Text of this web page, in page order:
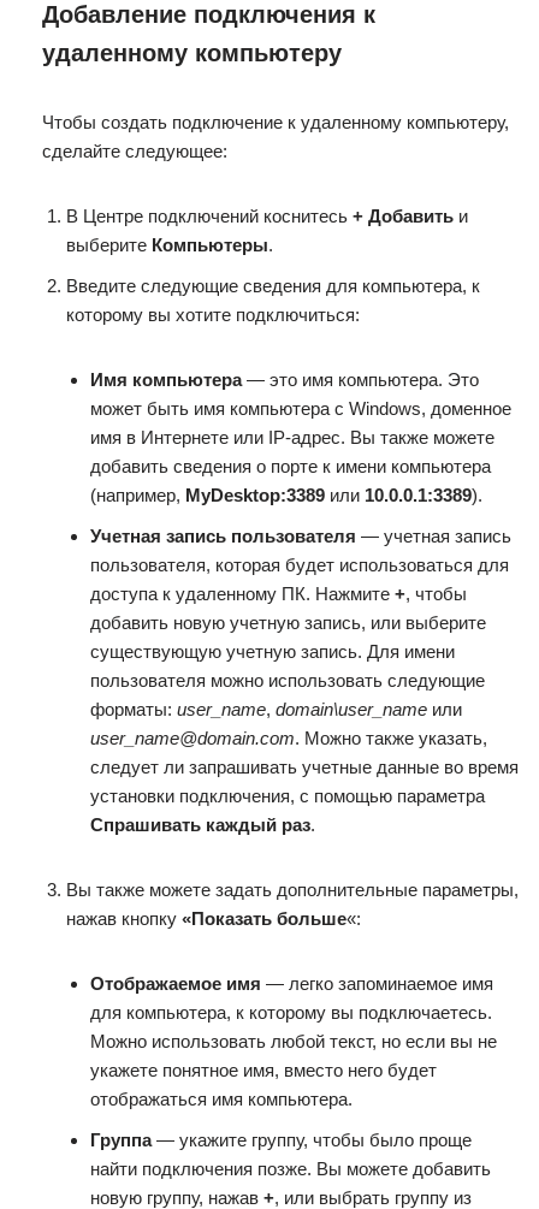
Добавление подключения к
удаленному компьютеру
Чтобы создать подключение к удаленному компьютеру,
сделайте следующее:
В Центре подключений коснитесь + Добавить и
выберите Компьютеры.
Введите следующие сведения для компьютера, к
которому вы хотите подключиться:
Имя компьютера— это имя компьютера. Это
может быть имя компьютера с Windows, доменное
имя в Интернете или IP-адрес. Вы также можете
добавить сведения о порте к имени компьютера
(например, MyDesktop:3389 или 10.0.0.1:3389).
Учетная запись пользователя — учетная запись
пользователя, которая будет использоваться для
доступа к удаленному ПК. Нажмите +, чтобы
добавить новую учетную запись, или выберите
существующую учетную запись. Для имени
пользователя можно использовать следующие
форматы: user_name, domain\user_name или
user_name@domain.com. Можно также указать,
следует ли запрашивать учетные данные во время
установки подключения, с помощью параметра
Спрашивать каждый раз.
Вы также можете задать дополнительные параметры,
нажав кнопку «Показать больше«:
Отображаемое имя — легко запоминаемое имя
для компьютера, к которому вы подключаетесь.
Можно использовать любой текст, но если вы не
укажете понятное имя, вместо него будет
отображаться имя компьютера.
Группа— укажите группу, чтобы было проще
найти подключения позже. Вы можете добавить
новую группу, нажав +, или выбрать группу из